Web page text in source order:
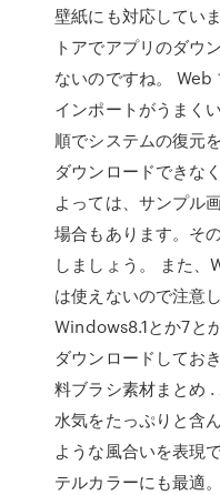
壁紙にも対応してい
トアでアプリのダウ
ないのですね。 Web
インポートがうまく
順でシステムの復元
ダウンロードできな
よっては、サンプル
場合もあります。そ
しましょう。 また
は使えないので注意
Windows8.1とか7と
ダウンロードしてお
料ブラシ素材まとめ
水気をたっぷりと含
ような風合いを表現
テルカラーにも最適